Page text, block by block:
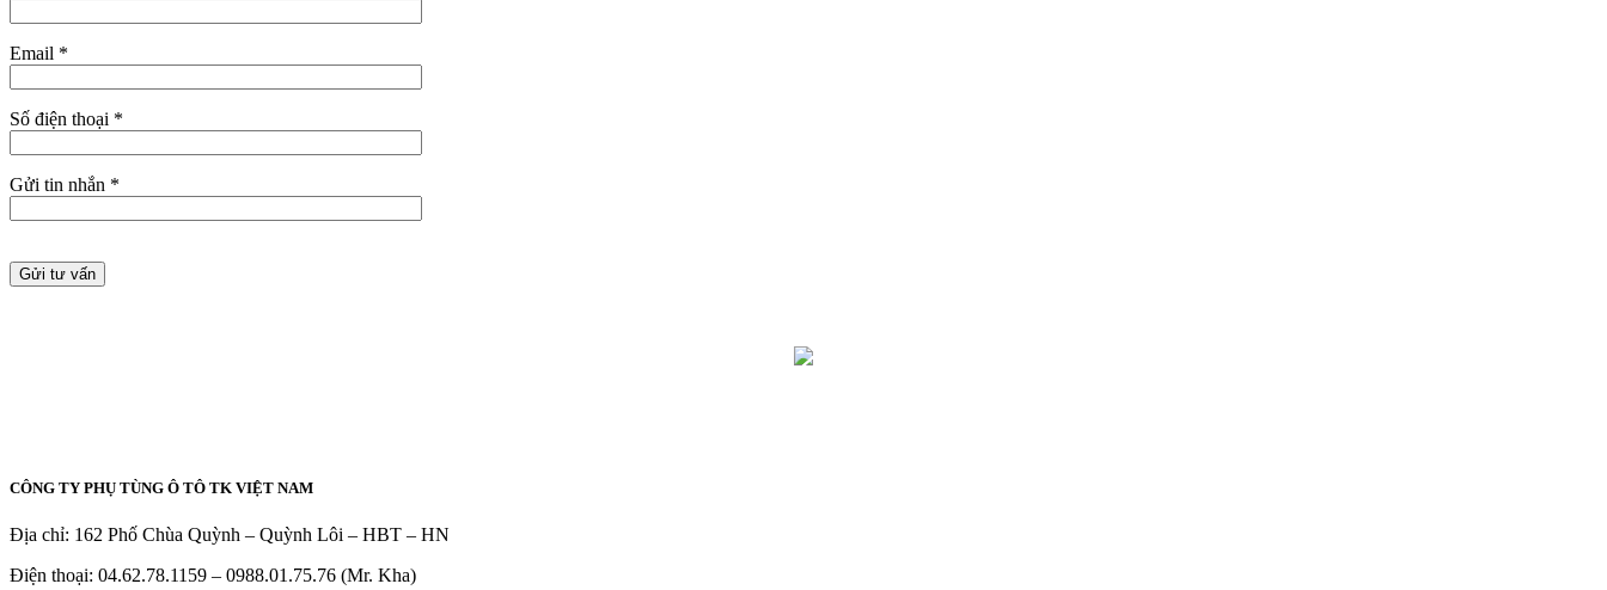
Email *
Số điện thoại *
Gửi tin nhắn *
CÔNG TY PHỤ TÙNG Ô TÔ TK VIỆT NAM
Địa chỉ: 162 Phố Chùa Quỳnh – Quỳnh Lôi – HBT – HN
Điện thoại: 04.62.78.1159 – 0988.01.75.76 (Mr. Kha)